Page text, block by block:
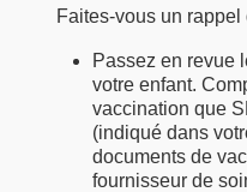
Faites-vous un rappel
Passez en revue
votre enfant.
vaccination que
(indiqué dans
documents de
fournisseur de